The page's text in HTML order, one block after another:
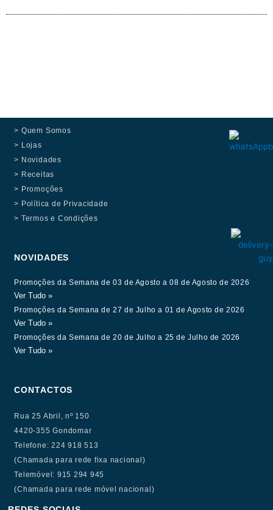
> Quem Somos
> Lojas
> Novidades
> Receitas
> Promoções
> Política de Privacidade
> Termos e Condições
NOVIDADES
Promoções da Semana de 03 de Agosto a 08 de Agosto de 2026
Ver Tudo »
Promoções da Semana de 27 de Julho a 01 de Agosto de 2026
Ver Tudo »
Promoções da Semana de 20 de Julho a 25 de Julho de 2026
Ver Tudo »
CONTACTOS
Rua 25 Abril, nº 150
4420-355 Gondomar
Telefone: 224 918 513
(Chamada para rede fixa nacional)
Telemóvel: 915 294 945
(Chamada para rede móvel nacional)